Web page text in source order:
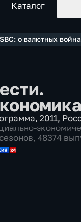
Каталог
о валютных
, 2011,
48374